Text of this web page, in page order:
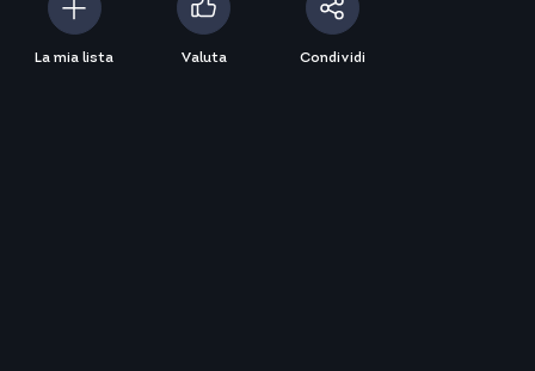
La mia lista Valuta Condividi